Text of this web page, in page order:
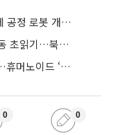
라온로보틱스, 국내 유일 차세대 반도체 공정 로봇 개발 ‘고객사 테스트 진행’
신성에스티, 2300억 규모 미국법인 가동 초읽기…북미 ESS 공략 본격화
에브리봇, 미 로봇 수출 FCC인증 보유…휴머노이드 ‘AI 두뇌’ 탑재 속도
0 0